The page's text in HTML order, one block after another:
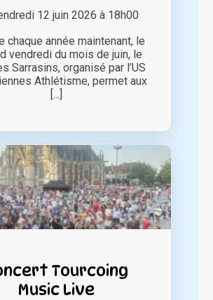
12 juin 2026 à 18h00
chaque année maintenant, le
vendredi du mois de juin, le
Sarrasins, organisé par l’US
Athlétisme, permet aux
[...]
Tourcoing
Music Live